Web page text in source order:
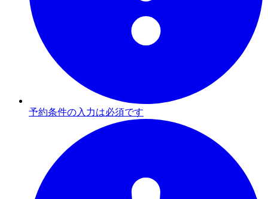
予約条件の入力は必須です